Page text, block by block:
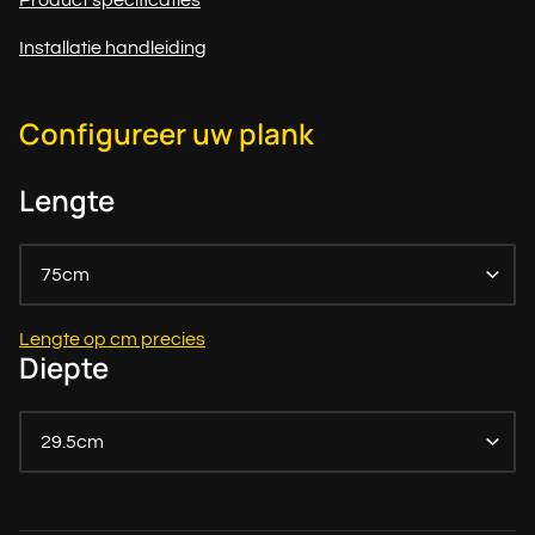
Installatie handleiding
Configureer uw plank
Lengte
75cm
Lengte op cm precies
Diepte
29.5cm